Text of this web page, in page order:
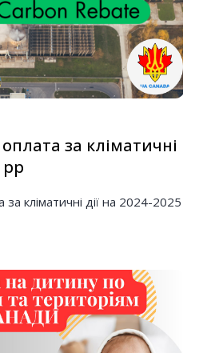
за кліматичні
рр
кліматичні дії на 2024-2025